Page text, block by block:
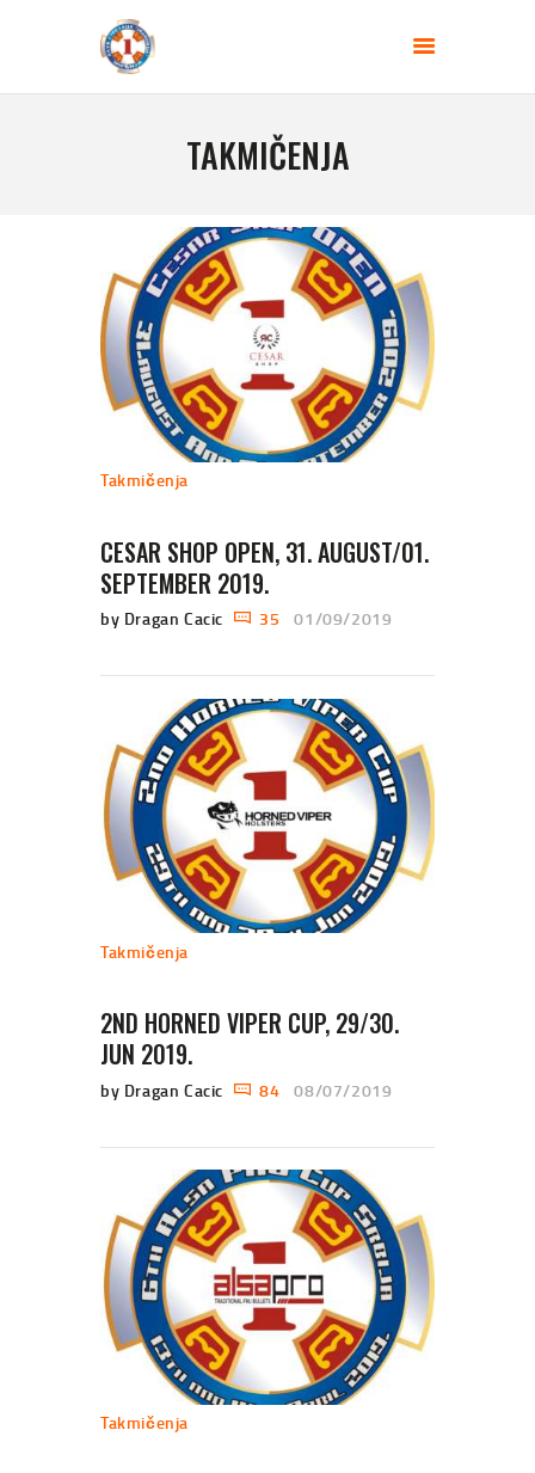
TAKMIČENJA
KLUB STRELACA - JEDINICA
POČETNA
TAKMIČENJA
KONTAKT
Takmičenja
CESAR SHOP OPEN, 31. AUGUST/01.
SEPTEMBER 2019.
by Dragan Cacic 35 01/09/2019
Takmičenja
2ND HORNED VIPER CUP, 29/30.
JUN 2019.
by Dragan Cacic 84 08/07/2019
Takmičenja